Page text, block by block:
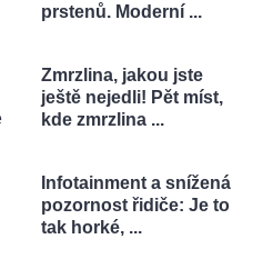
prstenů. Moderní ...
Zmrzlina, jakou jste
ještě nejedli! Pět míst,
kde zmrzlina ...
Infotainment a snížená
pozornost řidiče: Je to
tak horké, ...